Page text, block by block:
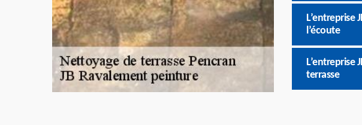
L’entreprise
l’écoute
L’entreprise
terrasse